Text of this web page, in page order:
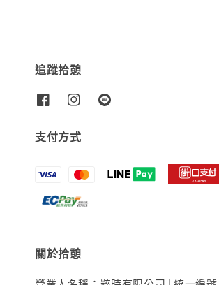
追蹤拾憩
支付方式
關於拾憩